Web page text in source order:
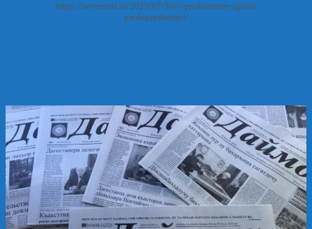
https://zovzemli.ru/2025/07/30/v-prokurature-rajona-
preduprezhdajut/